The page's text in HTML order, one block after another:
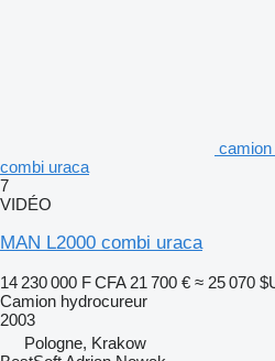
combi uraca
7
VIDÉO
MAN L2000 combi uraca
14 230 000 F CFA 21 700 € ≈ 25 070
Camion hydrocureur
2003
Pologne, Krakow